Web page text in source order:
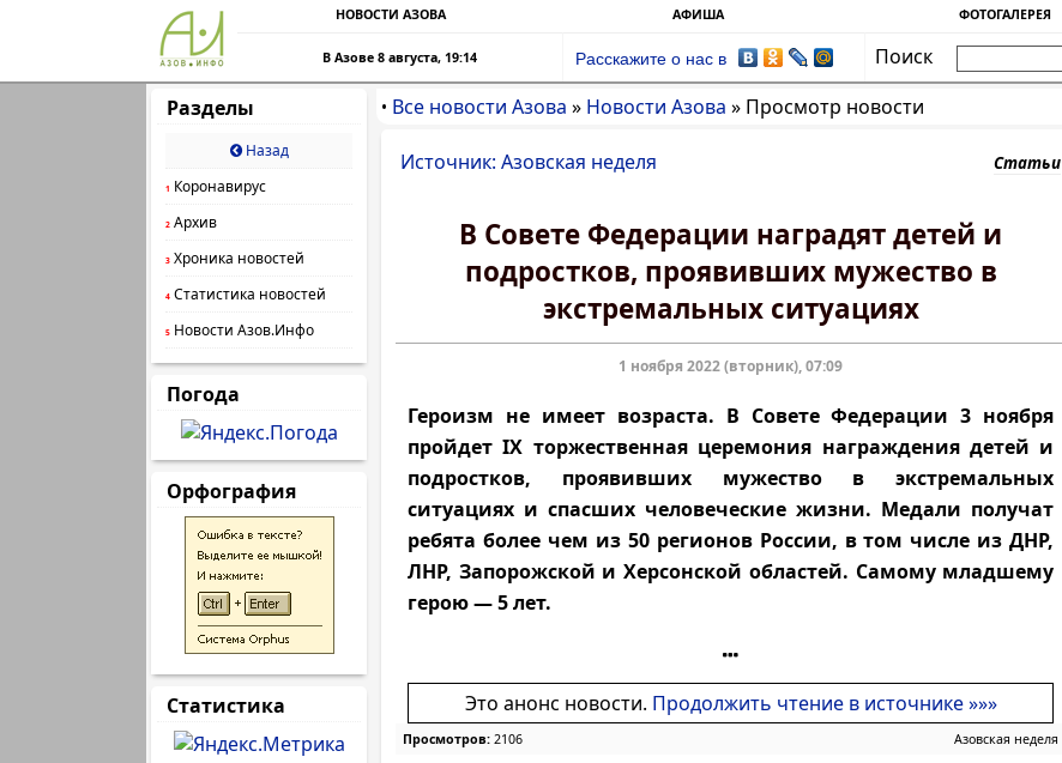
НОВОСТИ АЗОВА АФИША ФОТОГАЛЕРЕЯ
В Азове 8 августа, 19:14 Расскажите о нас в
Поиск
Разделы
Назад
1 Коронавирус
2 Архив
3 Хроника новостей
4 Статистика новостей
5 Новости Азов.Инфо
Погода
Орфография
Статистика
• Все новости Азова » Новости Азова » Просмотр новости
Источник: Азовская неделя Статьи
В Совете Федерации наградят детей и
подростков, проявивших мужество в
экстремальных ситуациях
1 ноября 2022 (вторник), 07:09
Героизм не имеет возраста. В Совете Федерации 3 ноября
пройдет IX торжественная церемония награждения детей и
подростков, проявивших мужество в экстремальных
ситуациях и спасших человеческие жизни. Медали получат
ребята более чем из 50 регионов России, в том числе из ДНР,
ЛНР, Запорожской и Херсонской областей. Самому младшему
герою — 5 лет.
Это анонс новости. Продолжить чтение в источнике »»»
Просмотров: 2106 Азовская неделя